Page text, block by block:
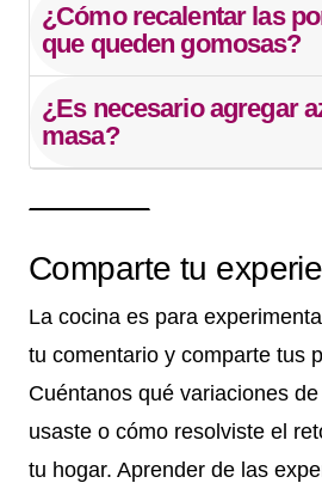
¿Cómo recalentar las
que queden gomosas?
¿Es necesario agregar
masa?
Comparte tu
La cocina es para
tu comentario y comparte tus
Cuéntanos qué variaciones
usaste o cómo resolviste el
tu hogar. Aprender de las